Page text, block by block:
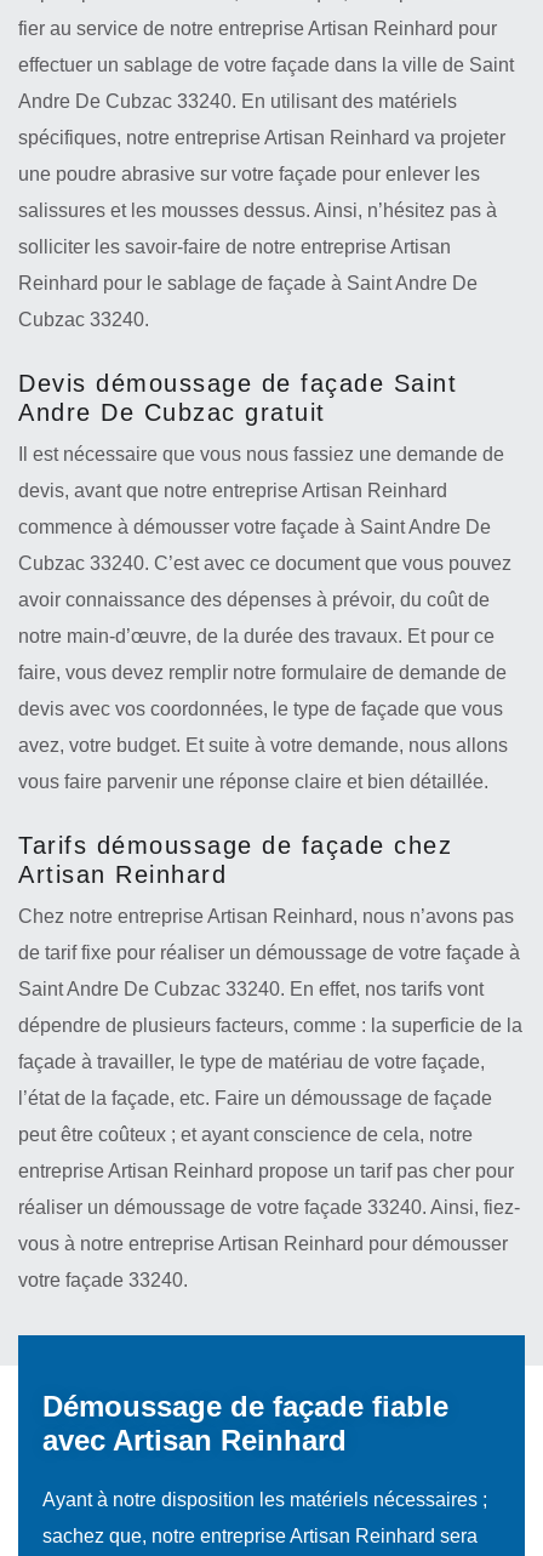
fier au service de notre entreprise Artisan Reinhard pour
effectuer un sablage de votre façade dans la ville de Saint
Andre De Cubzac 33240. En utilisant des matériels
spécifiques, notre entreprise Artisan Reinhard va projeter
une poudre abrasive sur votre façade pour enlever les
salissures et les mousses dessus. Ainsi, n’hésitez pas à
solliciter les savoir-faire de notre entreprise Artisan
Reinhard pour le sablage de façade à Saint Andre De
Cubzac 33240.
Devis démoussage de façade Saint
Andre De Cubzac gratuit
Il est nécessaire que vous nous fassiez une demande de
devis, avant que notre entreprise Artisan Reinhard
commence à démousser votre façade à Saint Andre De
Cubzac 33240. C’est avec ce document que vous pouvez
avoir connaissance des dépenses à prévoir, du coût de
notre main-d’œuvre, de la durée des travaux. Et pour ce
faire, vous devez remplir notre formulaire de demande de
devis avec vos coordonnées, le type de façade que vous
avez, votre budget. Et suite à votre demande, nous allons
vous faire parvenir une réponse claire et bien détaillée.
Tarifs démoussage de façade chez
Artisan Reinhard
Chez notre entreprise Artisan Reinhard, nous n’avons pas
de tarif fixe pour réaliser un démoussage de votre façade à
Saint Andre De Cubzac 33240. En effet, nos tarifs vont
dépendre de plusieurs facteurs, comme : la superficie de la
façade à travailler, le type de matériau de votre façade,
l’état de la façade, etc. Faire un démoussage de façade
peut être coûteux ; et ayant conscience de cela, notre
entreprise Artisan Reinhard propose un tarif pas cher pour
réaliser un démoussage de votre façade 33240. Ainsi, fiez-
vous à notre entreprise Artisan Reinhard pour démousser
votre façade 33240.
Démoussage de façade fiable
avec Artisan Reinhard
Ayant à notre disposition les matériels nécessaires ;
sachez que, notre entreprise Artisan Reinhard sera